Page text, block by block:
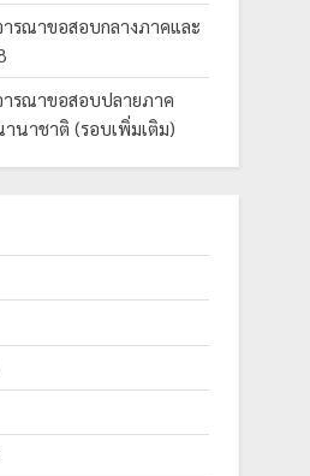
รณาขอสอบกลางภาคและ
ารณาขอสอบปลายภาค
นาชาติ (รอบเพิ่มเติม)